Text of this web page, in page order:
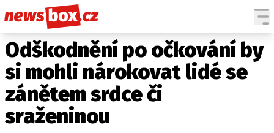
DOMÁCÍ
ZAHRANIČÍ
POČASÍ
KRIMI
EKONOMIKA
ČESKÉ CELEBRITY
SVĚTOVÉ CELEBRITY
Odškodnění po očkování by
si mohli nárokovat lidé se
zánětem srdce či
sraženinou